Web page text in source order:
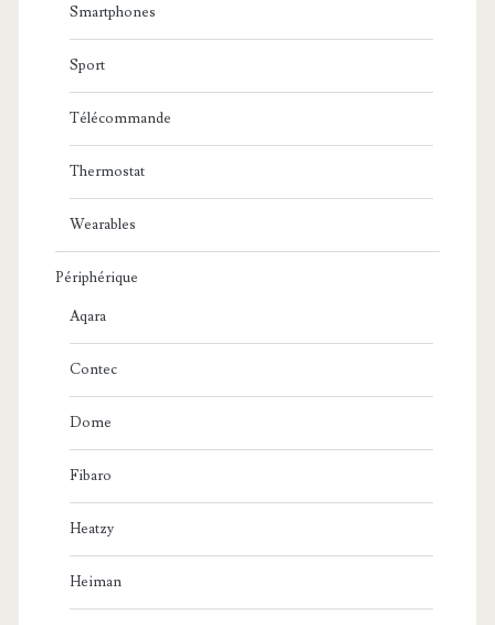
Smartphones
Sport
Télécommande
Thermostat
Wearables
Périphérique
Aqara
Contec
Dome
Fibaro
Heatzy
Heiman